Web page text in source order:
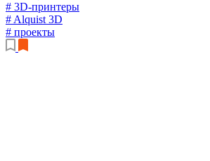
# 3D-принтеры
# Alquist 3D
# проекты